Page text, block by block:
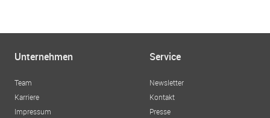
Unternehmen
Team
Karriere
Impressum
Service
Newsletter
Kontakt
Presse